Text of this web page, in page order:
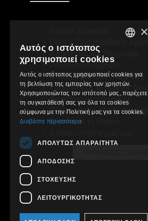
Όροι & Προϋποθέσεις
Αποστολές και Πληρωμές
Πολιτική Απορρήτου
Επιστροφές και Ακυρώσεις
Όροι Αγοράς & Χρήσης
Ασφάλεια συναλλαγών
Πληροφορίες
Σχετικά με τη Klarna
×
Αυτός ο ιστότοπος
χρησιμοποιεί cookies
Αυτός ο ιστότοπος χρησιμοποιεί cookies για
τη βελτίωση της εμπειρίας των χρηστών.
Χρησιμοποιώντας τον ιστότοπό μας, παρέχετε
τη συγκατάθεσή σας για όλα τα cookies
σύμφωνα με την Πολιτική μας για τα cookies.
Διαβάστε περισσότερα
ΑΠΟΛΎΤΩΣ ΑΠΑΡΑΊΤΗΤΑ
ΑΠΌΔΟΣΗΣ
ΣΤΌΧΕΥΣΗΣ
ΛΕΙΤΟΥΡΓΙΚΌΤΗΤΑΣ